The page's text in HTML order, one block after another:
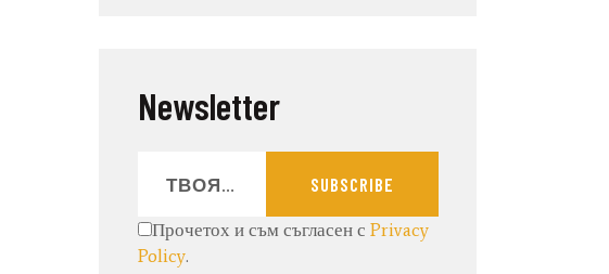
Newsletter
SUBSCRIBE
Прочетох и съм съгласен сPrivacy
Policy.